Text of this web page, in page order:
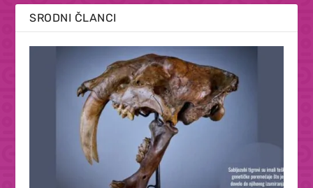
SRODNI ČLANCI